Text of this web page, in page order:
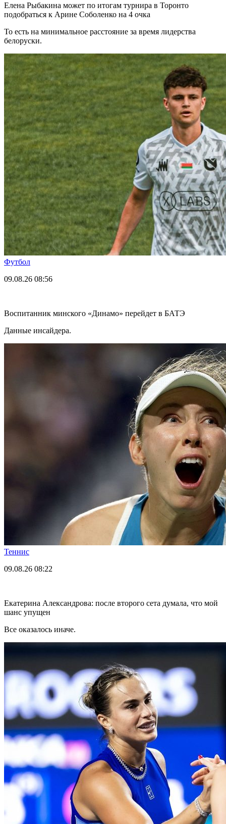
Елена Рыбакина может по итогам турнира в Торонто
подобраться к Арине Соболенко на 4 очка
То есть на минимальное расстояние за время лидерства
белоруски.
Футбол
09.08.26 08:56
Воспитанник минского «Динамо» перейдет в БАТЭ
Данные инсайдера.
Теннис
09.08.26 08:22
Екатерина Александрова: после второго сета думала, что мой
шанс упущен
Все оказалось иначе.